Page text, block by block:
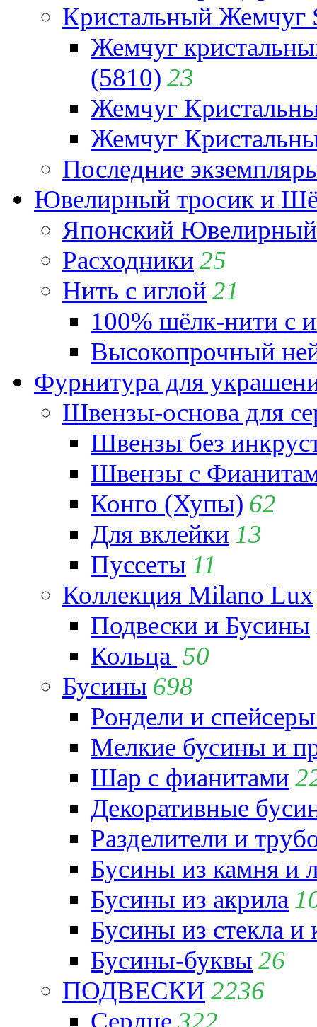
Кристальный Жемчуг
Жемчуг
(5810) 23
Жемчуг
Жемчуг
Последние
Ювелирный тросик и
Японский
Расходники 25
Нить с иглой 21
100% шёлк-нити с
Высокопрочный
Фурнитура для
Швензы-основа для
Швензы без
Швензы с
Конго (Хупы) 62
Для вклейки 13
Пуссеты 11
Коллекция Milano Lux
Подвески и Бусины
Кольца 50
Бусины 698
Рондели и
Мелкие бусины и
Шар с фианитами
Декоративные
Разделители и
Бусины из камня и
Бусины из акрила
Бусины из стекла и
Бусины-буквы 26
ПОДВЕСКИ 2236
Сердце322